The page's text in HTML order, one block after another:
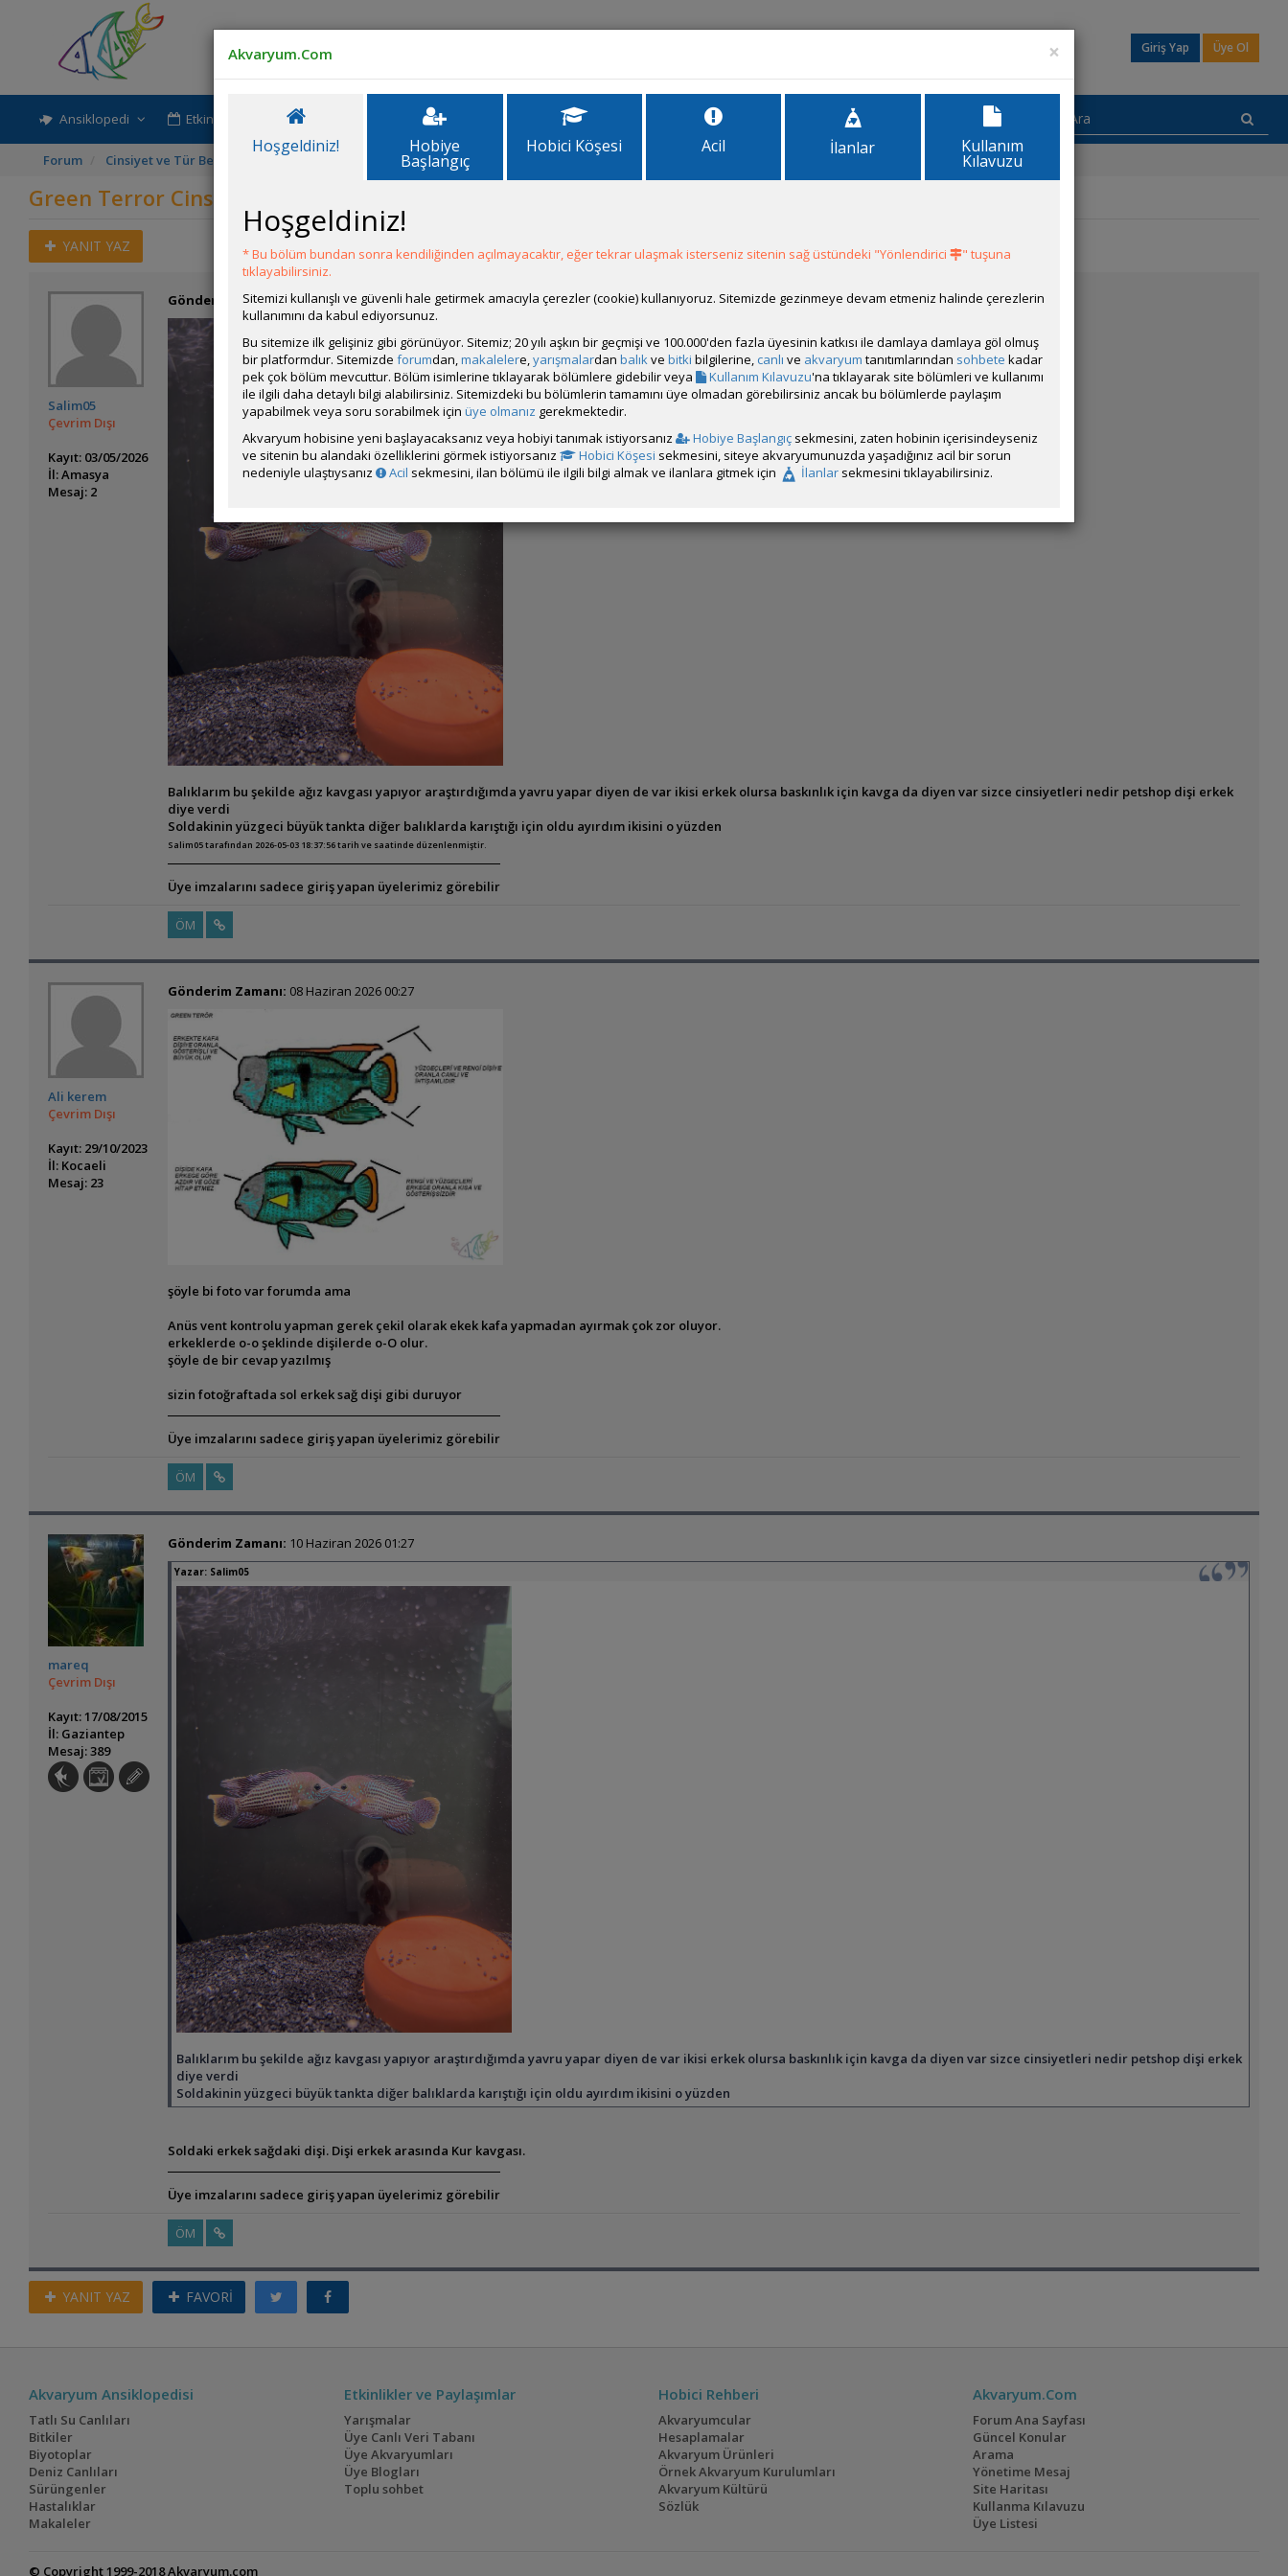
Giriş Yap Üye Ol
Ansiklopedi Etkinlik-Paylaşım İlanlar Forum
Forum Cinsiyet ve Tür Belirleme Green Terror Cinsiyet Ayrımı ve Ağız Kavgası
Green Terror Cinsiyet Ayrımı ve Ağız Kavgası
YANIT YAZ
Salim05
Çevrim Dışı
Kayıt: 03/05/2026
İl: Amasya
Mesaj: 2
Gönderim Zamanı: 03 Mayıs 2026 18:33
Balıklarım bu şekilde ağız kavgası yapıyor araştırdığımda yavru yapar diyen de var ikisi erkek olursa baskınlık için kavga da diyen var sizce cinsiyetleri nedir petshop dişi erkek
diye verdi
Soldakinin yüzgeci büyük tankta diğer balıklarda karıştığı için oldu ayırdım ikisini o yüzden
Salim05 tarafından 2026-05-03 18:37:56 tarih ve saatinde düzenlenmiştir.
Üye imzalarını sadece giriş yapan üyelerimiz görebilir
ÖM
Ali kerem
Çevrim Dışı
Kayıt: 29/10/2023
İl: Kocaeli
Mesaj: 23
Gönderim Zamanı: 08 Haziran 2026 00:27
şöyle bi foto var forumda ama
Anüs vent kontrolu yapman gerek çekil olarak ekek kafa yapmadan ayırmak çok zor oluyor.
erkeklerde o-o şeklinde dişilerde o-O olur.
şöyle de bir cevap yazılmış
sizin fotoğraftada sol erkek sağ dişi gibi duruyor
Üye imzalarını sadece giriş yapan üyelerimiz görebilir
ÖM
mareq
Çevrim Dışı
Kayıt: 17/08/2015
İl: Gaziantep
Mesaj: 389
Gönderim Zamanı: 10 Haziran 2026 01:27
Yazar: Salim05
Balıklarım bu şekilde ağız kavgası yapıyor araştırdığımda yavru yapar diyen de var ikisi erkek olursa baskınlık için kavga da diyen var sizce cinsiyetleri nedir petshop dişi erkek
diye verdi
Soldakinin yüzgeci büyük tankta diğer balıklarda karıştığı için oldu ayırdım ikisini o yüzden
Soldaki erkek sağdaki dişi. Dişi erkek arasında Kur kavgası.
Üye imzalarını sadece giriş yapan üyelerimiz görebilir
ÖM
YANIT YAZ FAVORİ
Akvaryum Ansiklopedisi
Tatlı Su Canlıları
Bitkiler
Biyotoplar
Deniz Canlıları
Sürüngenler
Hastalıklar
Makaleler
Etkinlikler ve Paylaşımlar
Yarışmalar
Üye Canlı Veri Tabanı
Üye Akvaryumları
Üye Blogları
Toplu sohbet
Hobici Rehberi
Akvaryumcular
Hesaplamalar
Akvaryum Ürünleri
Örnek Akvaryum Kurulumları
Akvaryum Kültürü
Sözlük
Akvaryum.Com
Forum Ana Sayfası
Güncel Konular
Arama
Yönetime Mesaj
Site Haritası
Kullanma Kılavuzu
Üye Listesi
© Copyright 1999-2018 Akvaryum.com
×
Akvaryum.Com
Hoşgeldiniz! Hobiye
Başlangıç
Hobici Köşesi Acil İlanlar Kullanım
Kılavuzu
Hoşgeldiniz!
* Bu bölüm bundan sonra kendiliğinden açılmayacaktır, eğer tekrar ulaşmak isterseniz sitenin sağ üstündeki "Yönlendirici
" tuşuna
tıklayabilirsiniz.
Sitemizi kullanışlı ve güvenli hale getirmek amacıyla çerezler (cookie) kullanıyoruz. Sitemizde gezinmeye devam etmeniz halinde çerezlerin
kullanımını da kabul ediyorsunuz.
Bu sitemize ilk gelişiniz gibi görünüyor. Sitemiz; 20 yılı aşkın bir geçmişi ve 100.000'den fazla üyesinin katkısı ile damlaya damlaya göl olmuş
bir platformdur. Sitemizde forumdan,makalelere,yarışmalardan balıkve bitki bilgilerine, canlı ve akvaryum tanıtımlarından sohbete kadar
pek çok bölüm mevcuttur. Bölüm isimlerine tıklayarak bölümlere gidebilir veya
Kullanım Kılavuzu'na tıklayarak site bölümleri ve kullanımı
ile ilgili daha detaylı bilgi alabilirsiniz. Sitemizdeki bu bölümlerin tamamını üye olmadan görebilirsiniz ancak bu bölümlerde paylaşım
yapabilmek veya soru sorabilmek için üye olmanız gerekmektedir.
Akvaryum hobisine yeni başlayacaksanız veya hobiyi tanımak istiyorsanız
Hobiye Başlangıç sekmesini, zaten hobinin içerisindeyseniz
ve sitenin bu alandaki özelliklerini görmek istiyorsanız
Hobici Köşesi sekmesini, siteye akvaryumunuzda yaşadığınız acil bir sorun
nedeniyle ulaştıysanız
Acil sekmesini, ilan bölümü ile ilgili bilgi almak ve ilanlara gitmek için İlanlar sekmesini tıklayabilirsiniz.